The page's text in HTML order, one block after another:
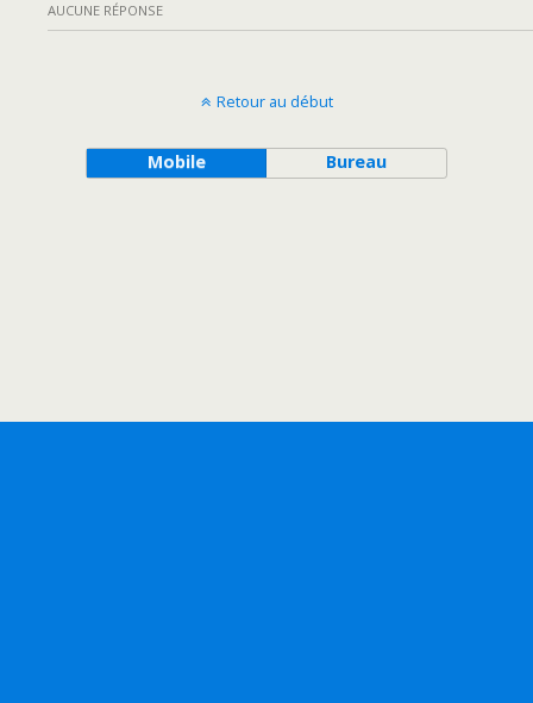
AUCUNE RÉPONSE
Retour au début
Mobile Bureau